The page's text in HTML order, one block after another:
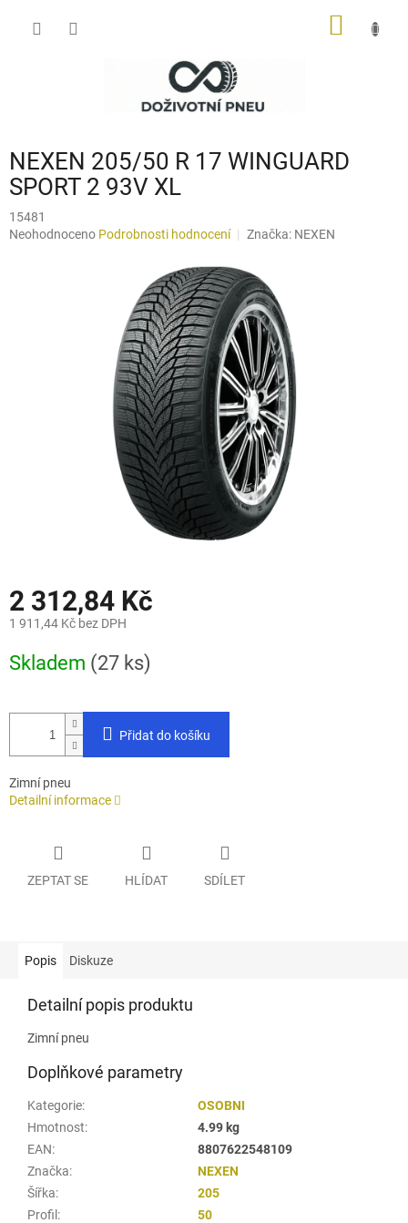
NEXEN 205/50 R 17 WINGUARD
SPORT 2 93V XL
15481
Průměrné
Neohodnoceno Podrobnosti hodnocení Značka: NEXEN
2 312,84 Kč
1 911,44 Kč bez DPH
cena:
Skladem (27 ks)
Přidat do košíku
Zimní pneu
Detailní informace
ZEPTAT SE HLÍDAT SDÍLET
Popis Diskuze
Detailní popis produktu
Zimní pneu
Doplňkové parametry
Kategorie:
OSOBNI
Hmotnost:
4.99 kg
EAN:
8807622548109
Značka:
NEXEN
Šířka:
205
Profil :
50